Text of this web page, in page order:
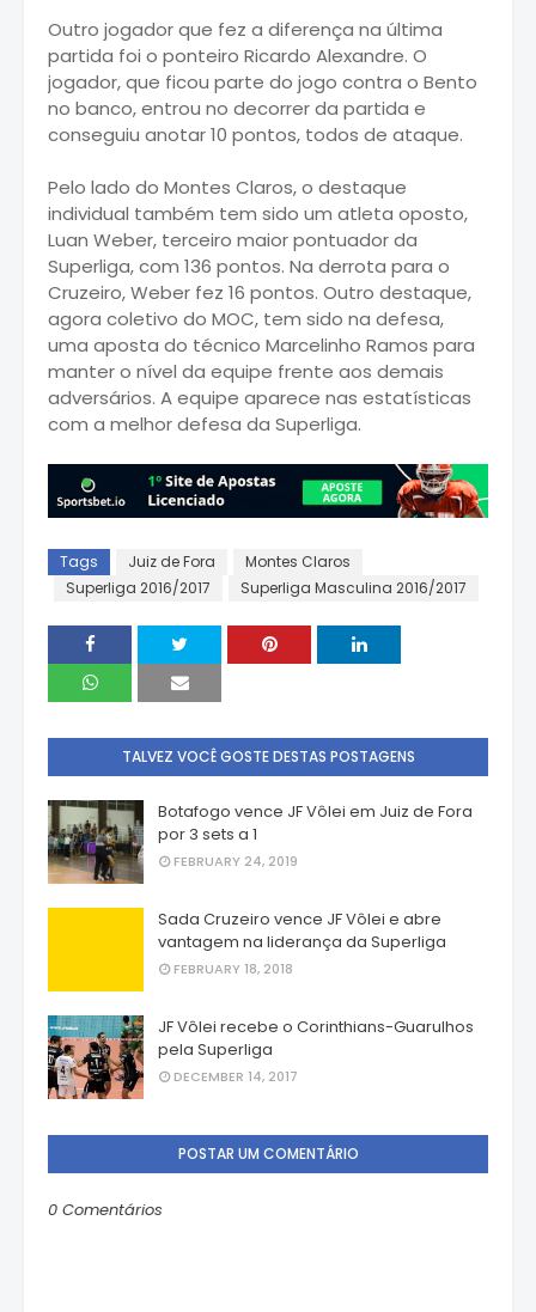
Outro jogador que fez a diferença na última
partida foi o ponteiro Ricardo Alexandre. O
jogador, que ficou parte do jogo contra o Bento
no banco, entrou no decorrer da partida e
conseguiu anotar 10 pontos, todos de ataque.
Pelo lado do Montes Claros, o destaque
individual também tem sido um atleta oposto,
Luan Weber, terceiro maior pontuador da
Superliga, com 136 pontos. Na derrota para o
Cruzeiro, Weber fez 16 pontos. Outro destaque,
agora coletivo do MOC, tem sido na defesa,
uma aposta do técnico Marcelinho Ramos para
manter o nível da equipe frente aos demais
adversários. A equipe aparece nas estatísticas
com a melhor defesa da Superliga.
Tags Juiz de Fora
Montes Claros
Superliga 2016/2017
Superliga Masculina 2016/2017
TALVEZ VOCÊ GOSTE DESTAS POSTAGENS
Botafogo vence JF Vôlei em Juiz de Fora
por 3 sets a 1
FEBRUARY 24, 2019
Sada Cruzeiro vence JF Vôlei e abre
vantagem na liderança da Superliga
FEBRUARY 18, 2018
JF Vôlei recebe o Corinthians-Guarulhos
pela Superliga
DECEMBER 14, 2017
POSTAR UM COMENTÁRIO
0 Comentários